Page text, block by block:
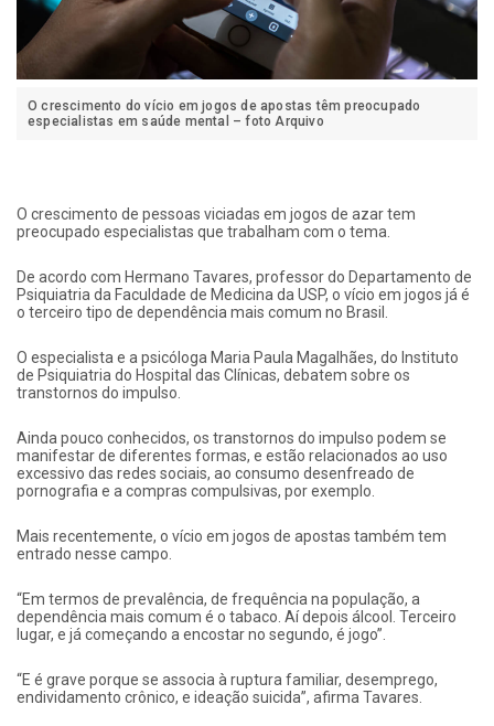
O crescimento do vício em jogos de apostas têm preocupado
especialistas em saúde mental – foto Arquivo
O crescimento de pessoas viciadas em jogos de azar tem
preocupado especialistas que trabalham com o tema.
De acordo com Hermano Tavares, professor do Departamento de
Psiquiatria da Faculdade de Medicina da USP, o vício em jogos já é
o terceiro tipo de dependência mais comum no Brasil.
O especialista e a psicóloga Maria Paula Magalhães, do Instituto
de Psiquiatria do Hospital das Clínicas, debatem sobre os
transtornos do impulso.
Ainda pouco conhecidos, os transtornos do impulso podem se
manifestar de diferentes formas, e estão relacionados ao uso
excessivo das redes sociais, ao consumo desenfreado de
pornografia e a compras compulsivas, por exemplo.
Mais recentemente, o vício em jogos de apostas também tem
entrado nesse campo.
“Em termos de prevalência, de frequência na população, a
dependência mais comum é o tabaco. Aí depois álcool. Terceiro
lugar, e já começando a encostar no segundo, é jogo”.
“E é grave porque se associa à ruptura familiar, desemprego,
endividamento crônico, e ideação suicida”, afirma Tavares.